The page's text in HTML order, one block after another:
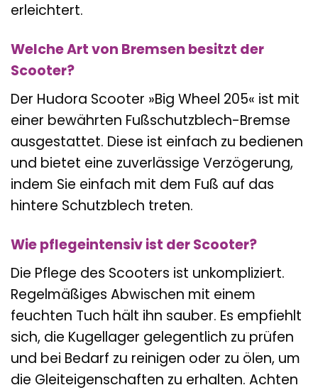
erleichtert.
Welche Art von Bremsen besitzt der
Scooter?
Der Hudora Scooter »Big Wheel 205« ist mit
einer bewährten Fußschutzblech-Bremse
ausgestattet. Diese ist einfach zu bedienen
und bietet eine zuverlässige Verzögerung,
indem Sie einfach mit dem Fuß auf das
hintere Schutzblech treten.
Wie pflegeintensiv ist der Scooter?
Die Pflege des Scooters ist unkompliziert.
Regelmäßiges Abwischen mit einem
feuchten Tuch hält ihn sauber. Es empfiehlt
sich, die Kugellager gelegentlich zu prüfen
und bei Bedarf zu reinigen oder zu ölen, um
die Gleiteigenschaften zu erhalten. Achten